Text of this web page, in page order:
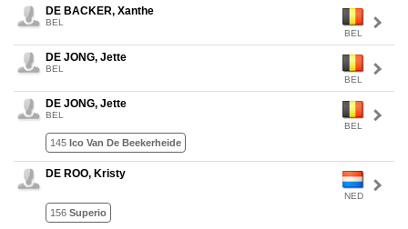
BEL
DE BACKER, Xanthe
BEL
BEL
DE JONG, Jette
BEL
BEL
DE JONG, Jette
BEL
145 Ico Van De Beekerheide
NED
DE ROO, Kristy
156 Superio